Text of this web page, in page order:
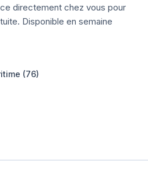
directement chez vous pour
Disponible en semaine
(76)